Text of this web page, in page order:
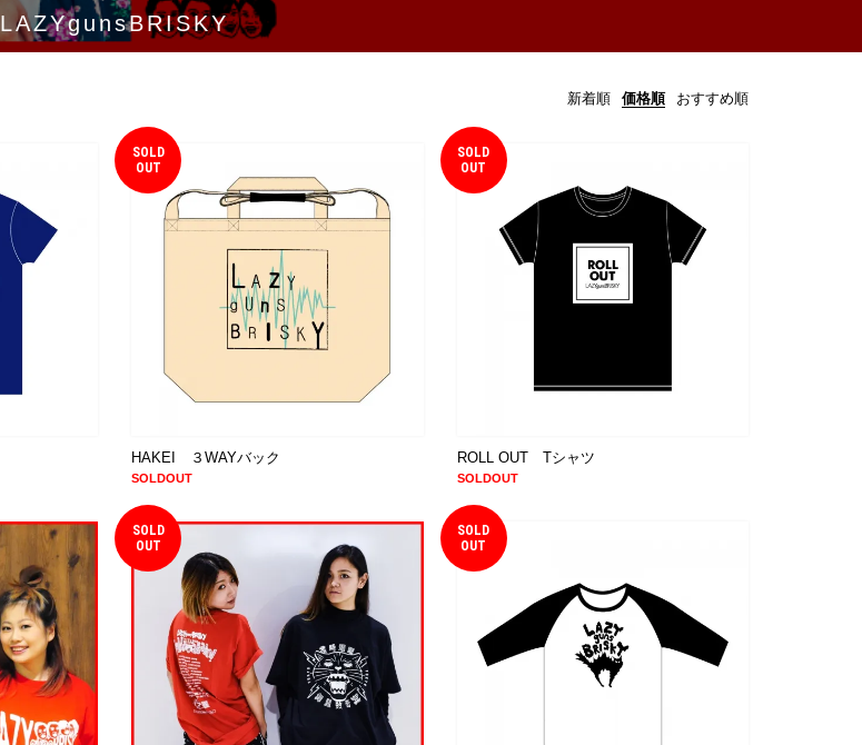
LAZYgunsBRISKY
新着順 価格順 おすすめ順
SOLD
OUT
HAKEI ３WAYバック
SOLDOUT
SOLD
OUT
ROLL OUT Tシャツ
SOLDOUT
SOLD
OUT
SOLD
OUT